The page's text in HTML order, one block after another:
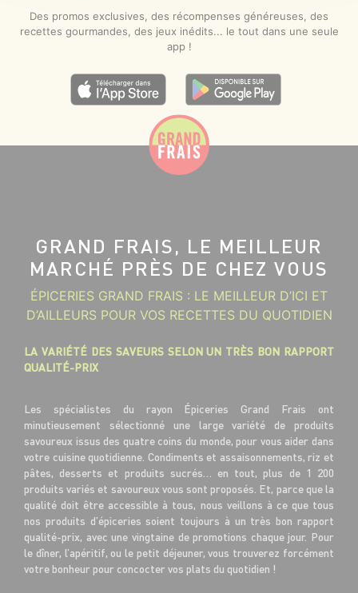
Des promos exclusives, des récompenses généreuses, des
recettes gourmandes, des jeux inédits... le tout dans une seule
app !
GRAND FRAIS, LE MEILLEUR
MARCHÉ PRÈS DE CHEZ VOUS
ÉPICERIES GRAND FRAIS : LE MEILLEUR D’ICI ET
D’AILLEURS POUR VOS RECETTES DU QUOTIDIEN
LA VARIÉTÉ DES SAVEURS SELON UN TRÈS BON RAPPORT
QUALITÉ-PRIX
Les spécialistes du rayon Épiceries Grand Frais ont
minutieusement sélectionné une large variété de produits
savoureux issus des quatre coins du monde, pour vous aider dans
votre cuisine quotidienne. Condiments et assaisonnements, riz et
pâtes, desserts et produits sucrés… en tout, plus de 1 200
produits variés et savoureux vous sont proposés. Et, parce que la
qualité doit être accessible à tous, nous veillons à ce que tous
nos produits d’épiceries soient toujours à un très bon rapport
qualité-prix, avec une vingtaine de promotions chaque jour. Pour
le dîner, l’apéritif, ou le petit déjeuner, vous trouverez forcément
votre bonheur pour concocter vos plats du quotidien !